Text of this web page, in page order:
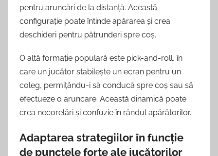
pentru aruncări de la distanță. Această
configurație poate întinde apărarea și crea
deschideri pentru pătrunderi spre coș.
O altă formație populară este pick-and-roll, în
care un jucător stabilește un ecran pentru un
coleg, permițându-i să conducă spre coș sau să
efectueze o aruncare. Această dinamică poate
crea necorelări și confuzie în rândul apărătorilor.
Adaptarea strategiilor în funcție
de punctele forte ale jucătorilor